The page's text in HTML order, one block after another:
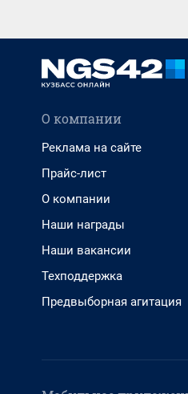
О компании
Реклама на сайте
Прайс-лист
О компании
Наши награды
Наши вакансии
Техподдержка
Предвыборная агитация